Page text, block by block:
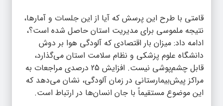
️قامتی با طرح این پرسش که آیا از این جلسات و آمارها،
نتیجه ملموسی برای مدیریت استان حاصل شده است؟،
ادامه داد: میزان بار اقتصادی که آلودگی هوا بر دوش
دانشگاه علوم پزشکی و نظام سلامت استان می‌گذارد،
قابل چشم‌پوشی نیست. افزایش 25 درصدی مراجعات به
مراکز پیش‌بیمارستانی در زمان آلودگی، نشان می‌دهد که
این موضوع مستقیماً با جان انسان‌ها در ارتباط است.